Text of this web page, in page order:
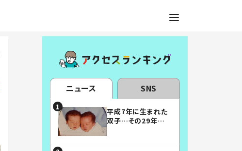
ニュース SNS
平成7年に生まれた
双子…その29年後